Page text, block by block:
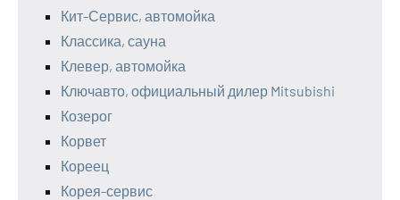
Кит-Сервис, автомойка
Классика, сауна
Клевер, автомойка
Ключавто, официальный дилер Mitsubishi
Козерог
Корвет
Кореец
Корея-сервис